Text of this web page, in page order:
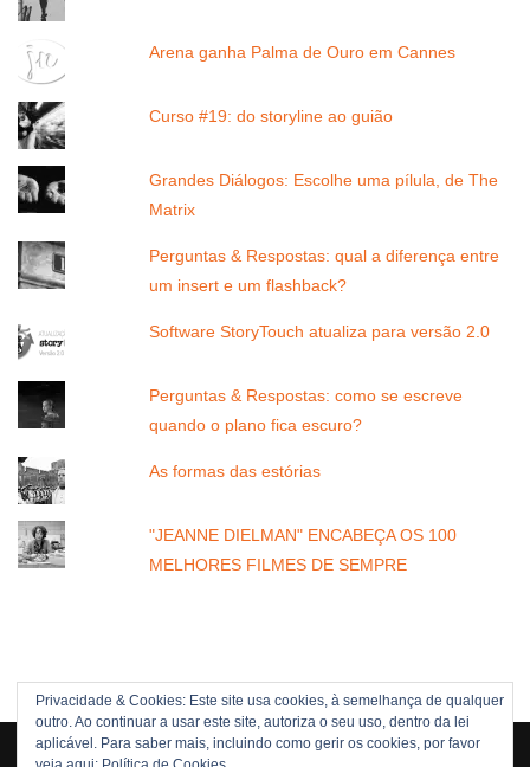
Arena ganha Palma de Ouro em Cannes
Curso #19: do storyline ao guião
Grandes Diálogos: Escolhe uma pílula, de The
Matrix
Perguntas & Respostas: qual a diferença entre
um insert e um flashback?
Software StoryTouch atualiza para versão 2.0
Perguntas & Respostas: como se escreve
quando o plano fica escuro?
As formas das estórias
"JEANNE DIELMAN" ENCABEÇA OS 100
MELHORES FILMES DE SEMPRE
Privacidade & Cookies: Este site usa cookies, à semelhança de qualquer
outro. Ao continuar a usar este site, autoriza o seu uso, dentro da lei
aplicável. Para saber mais, incluindo como gerir os cookies, por favor
Direitos Reservados © 2005 -[current_year] JOÃO NUNES